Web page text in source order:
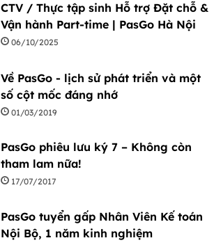
CTV / Thực tập sinh Hỗ trợ Đặt chỗ &
Vận hành Part-time | PasGo Hà Nội
06/10/2025
Về PasGo - lịch sử phát triển và một
số cột mốc đáng nhớ
01/03/2019
PasGo phiêu lưu ký 7 – Không còn
tham lam nữa!
17/07/2017
PasGo tuyển gấp Nhân Viên Kế toán
Nội Bộ, 1 năm kinh nghiệm